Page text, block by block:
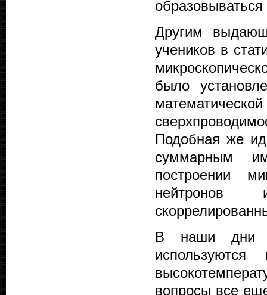
Другим
учеников в
было
Подобная же
суммарным
построении
нейтронов
В наши дни
вопросы все